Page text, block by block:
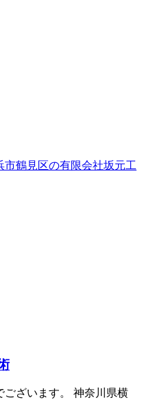
ございます。 神奈川県横